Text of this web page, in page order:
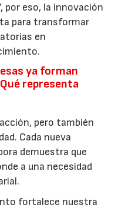
por eso, la innovación
para transformar
en
ya forman
representa
pero también
Cada nueva
demuestra que
a una necesidad
fortalece nuestra